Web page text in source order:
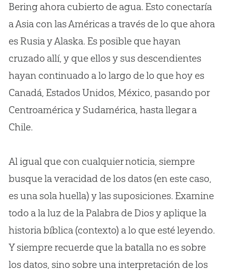
Bering ahora cubierto de agua. Esto conectaría
a Asia con las Américas a través de lo que ahora
es Rusia y Alaska. Es posible que hayan
cruzado allí, y que ellos y sus descendientes
hayan continuado a lo largo de lo que hoy es
Canadá, Estados Unidos, México, pasando por
Centroamérica y Sudamérica, hasta llegar a
Chile.
Al igual que con cualquier noticia, siempre
busque la veracidad de los datos (en este caso,
es una sola huella) y las suposiciones. Examine
todo a la luz de la Palabra de Dios y aplique la
historia bíblica (contexto) a lo que esté leyendo.
Y siempre recuerde que la batalla no es sobre
los datos, sino sobre una interpretación de los